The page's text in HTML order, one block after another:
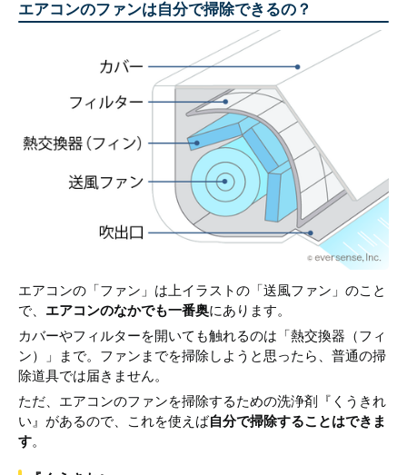
エアコンのファンは自分で掃除できるの？
エアコンの「ファン」は上イラストの「送風ファン」のこと
で、 エアコンのなかでも一番奥にあります。
カバーやフィルターを開いても触れるのは「熱交換器（フィ
ン）」まで。ファンまでを掃除しようと思ったら、普通の掃
除道具では届きません。
ただ、エアコンのファンを掃除するための洗浄剤『くうきれ
い』があるので、これを使えば自分で掃除することはできま
す。